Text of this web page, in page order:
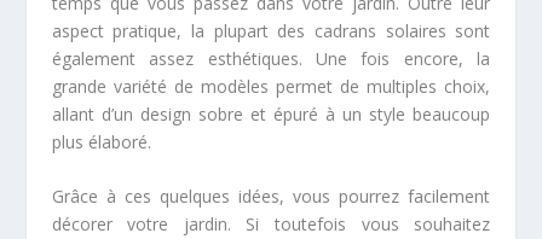
aspect pratique, la plupart des cadrans solaires sont
également assez esthétiques. Une fois encore, la
grande variété de modèles permet de multiples choix,
allant d’un design sobre et épuré à un style beaucoup
plus élaboré.
Grâce à ces quelques idées, vous pourrez facilement
décorer votre jardin. Si toutefois vous souhaitez